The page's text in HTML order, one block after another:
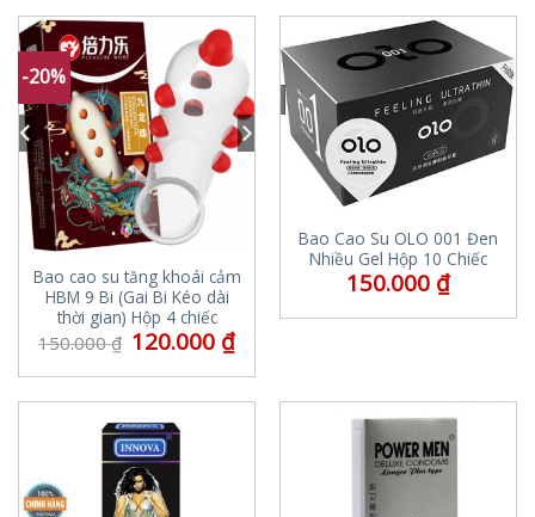
-20%
Bao cao su tăng khoái cảm
HBM 9 Bi (Gai Bi Kéo dài
thời gian) Hộp 4 chiếc
150.000₫ 120.000 ₫
Bao Cao Su OLO 001 Đen
Nhiều Gel Hộp 10 Chiếc
150.000 ₫